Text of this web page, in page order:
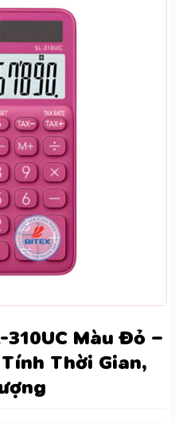
Màu Đỏ –
Thời Gian,